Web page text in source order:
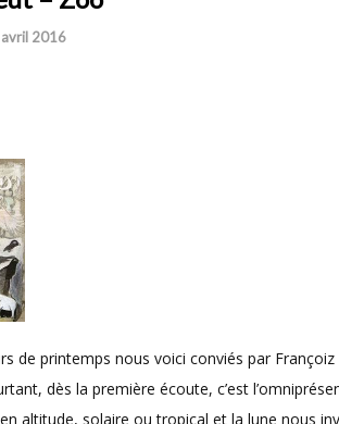
2016
de printemps nous voici conviés par
dès la première écoute, c’est
altitude, solaire ou tropical et la lune nous